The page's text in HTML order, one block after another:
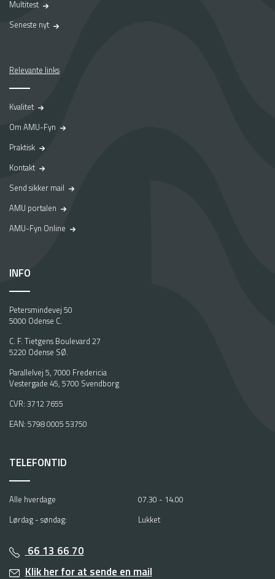
Multitest
Seneste nyt
Relevante links
Kvalitet
Om AMU-Fyn
Praktisk
Kontakt
Send sikker mail
AMU portalen
AMU-Fyn Online
INFO
Petersmindevej 50
5000 Odense C.
C. F. Tietgens Boulevard 27
5220 Odense SØ.
Parallelvej 5, 7000 Fredericia
Vestergade 45, 5700 Svendborg
CVR: 3712 7655
EAN: 5798 0005 53750
TELEFONTID
Alle hverdage
07.30 - 14.00
Lørdag - søndag:
Lukket
66 13 66 70
Klik her for at sende en mail